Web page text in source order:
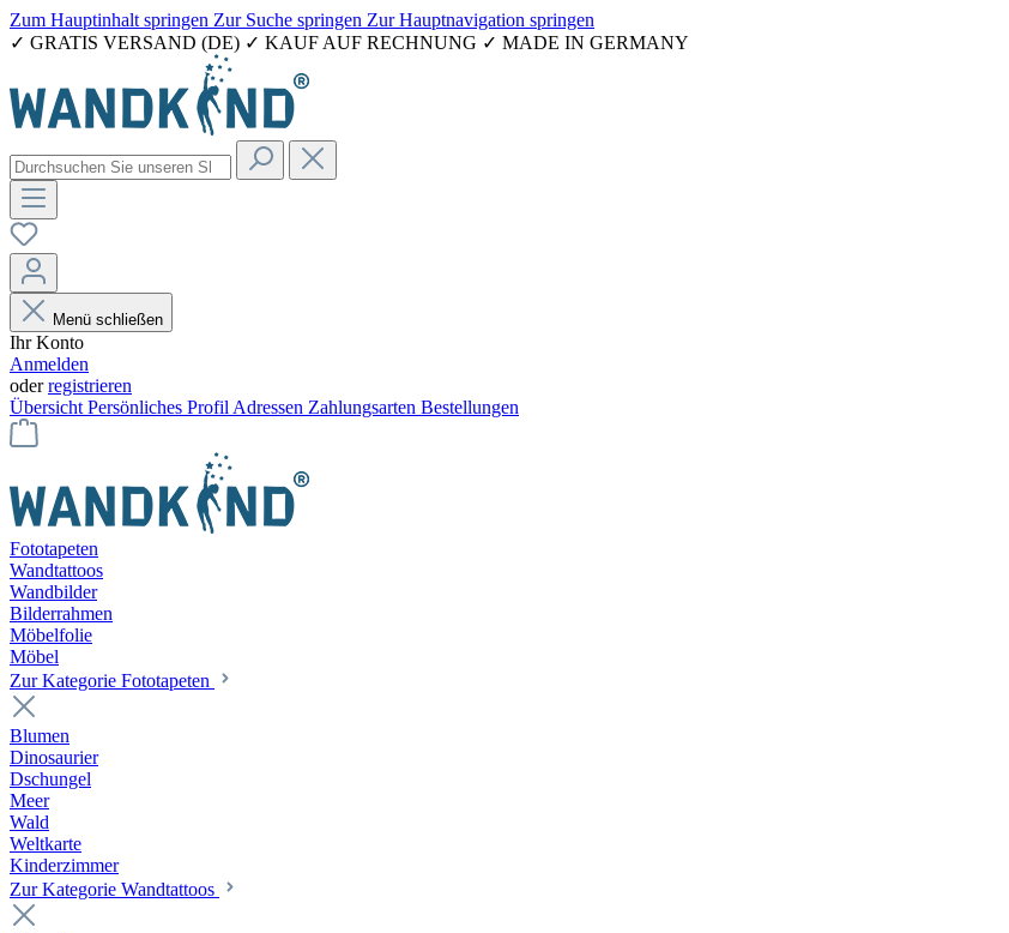
Zum Hauptinhalt springen Zur Suche springen Zur Hauptnavigation springen
✓ GRATIS VERSAND (DE) ✓ KAUF AUF RECHNUNG ✓ MADE IN GERMANY
Menü schließen
Ihr Konto
Anmelden
oderregistrieren
Übersicht Persönliches Profil Adressen Zahlungsarten Bestellungen
Fototapeten
Wandtattoos
Wandbilder
Bilderrahmen
Möbelfolie
Möbel
Zur Kategorie Fototapeten
Blumen
Dinosaurier
Dschungel
Meer
Wald
Weltkarte
Kinderzimmer
Zur Kategorie Wandtattoos